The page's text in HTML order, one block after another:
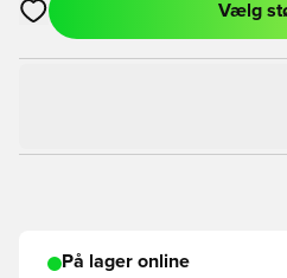
Åbner en Modal til at logge ind
Vælg
På lager online